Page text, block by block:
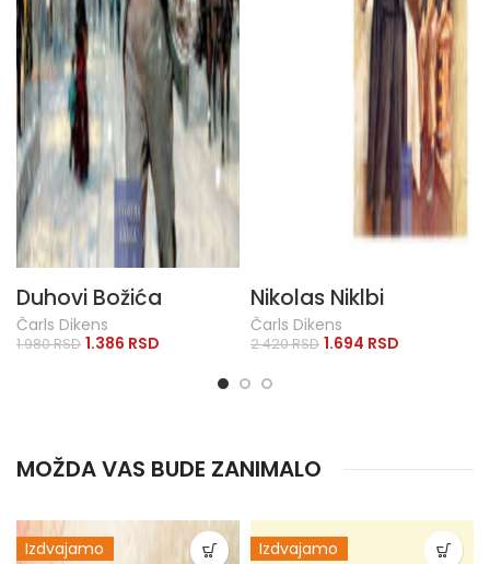
Duhovi Božića
Čarls Dikens
1.980RSD 1.386 RSD
Nikolas Niklbi
Čarls Dikens
2.420RSD 1.694 RSD
MOŽDA VAS BUDE ZANIMALO
AKCIJA
Izdvajamo Izdvajamo